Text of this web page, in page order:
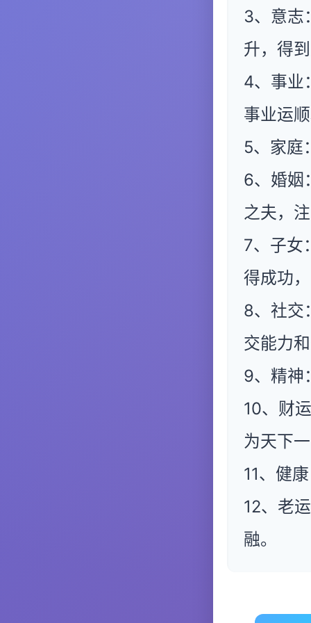
3、意志
升，得
4、事业
事业运
5、家庭
6、婚姻
之夫，
7、子女
得成功
8、社交
交能力
9、精神
10、财
为天下
11、健
12、老
融。